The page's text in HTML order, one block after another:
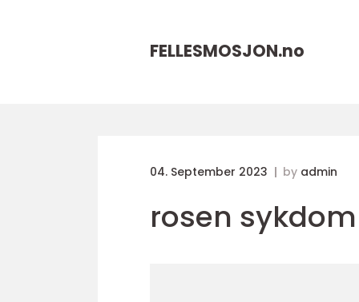
FELLESMOSJON.no
04. September 2023 by admin
rosen sykdom